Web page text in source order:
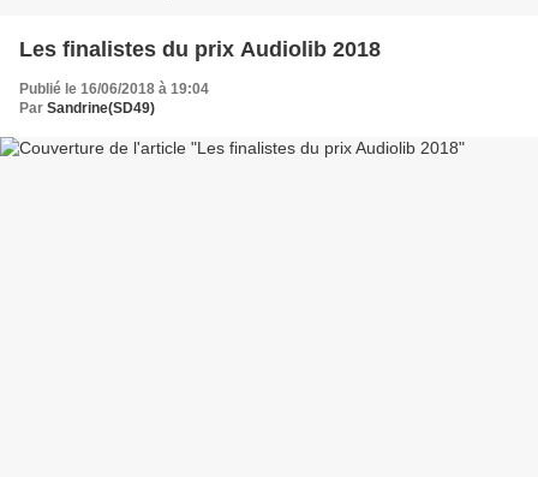
Les finalistes du prix Audiolib 2018
Publié le 16/06/2018 à 19:04
Par Sandrine(SD49)